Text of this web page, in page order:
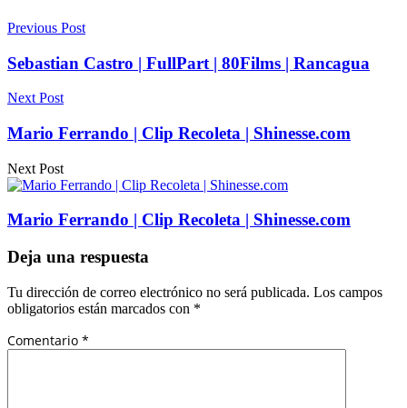
Previous Post
Sebastian Castro | FullPart | 80Films | Rancagua
Next Post
Mario Ferrando | Clip Recoleta | Shinesse.com
Next Post
Mario Ferrando | Clip Recoleta | Shinesse.com
Deja una respuesta
Tu dirección de correo electrónico no será publicada. Los campos
obligatorios están marcados con *
Comentario *